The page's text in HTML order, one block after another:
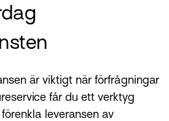
är viktigt när förfrågningar
får du ett verktyg
leveransen av